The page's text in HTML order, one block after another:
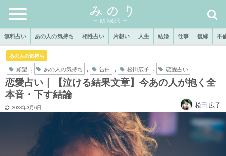
無料占い あの人の気持ち 相性占い 片想い 人生 結婚 仕事 復縁 不
あの人の気持ち
願望 , あの人の気持ち , 告白 , 松田広子 , 恋愛占い
恋愛占い｜【泣ける結果文章】今あの人が抱く全
本音・下す結論
2023年3月6日 松田 広子